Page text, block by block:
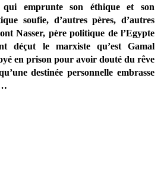
qui emprunte son éthique et son
soufie, d’autres pères, d’autres
Nasser, père politique de l’Egypte
déçut le marxiste qu’est Gamal
en prison pour avoir douté du rêve
destinée personnelle embrasse